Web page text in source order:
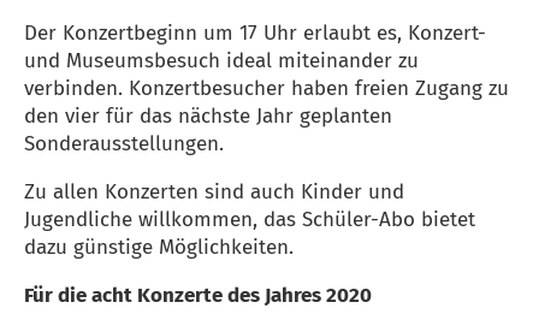
Der Konzertbeginn um 17 Uhr erlaubt es, Konzert-
und Museumsbesuch ideal miteinander zu
verbinden. Konzertbesucher haben freien Zugang zu
den vier für das nächste Jahr geplanten
Sonderausstellungen.
Zu allen Konzerten sind auch Kinder und
Jugendliche willkommen, das Schüler-Abo bietet
dazu günstige Möglichkeiten.
Für die acht Konzerte des Jahres 2020